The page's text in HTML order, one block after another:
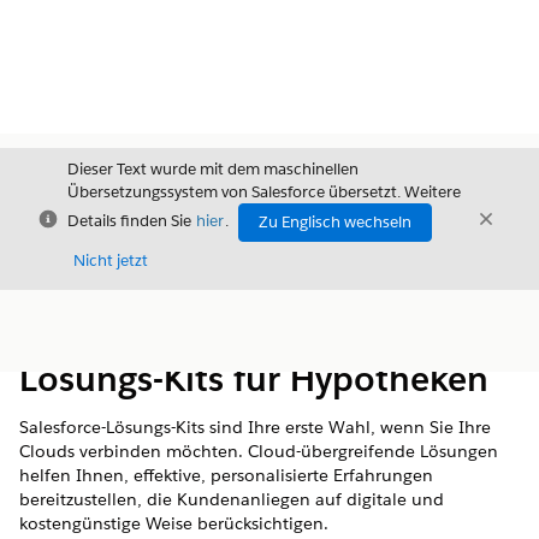
Schließen
Dieser Text wurde mit dem maschinellen
Übersetzungssystem von Salesforce übersetzt. Weitere
Details finden Sie hier.
Zu Englisch wechseln
Nicht jetzt
Lösungs-Kits für Hypotheken
Salesforce-Lösungs-Kits sind Ihre erste Wahl, wenn Sie Ihre
Clouds verbinden möchten. Cloud-übergreifende Lösungen
helfen Ihnen, effektive, personalisierte Erfahrungen
bereitzustellen, die Kundenanliegen auf digitale und
kostengünstige Weise berücksichtigen.